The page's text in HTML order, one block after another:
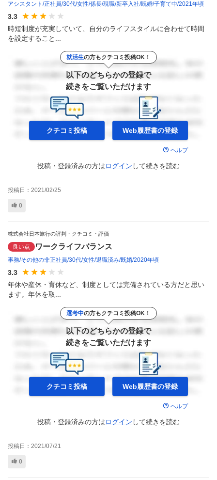
アシスタント 正社員 30代 女性 係長 現職 新卒入社 既婚 子育て中 2021年頃
3.3
時短制度が充実していて、自分のライフスタイルに合わせて時間
を設定すること...
就活生の方もクチコミ投稿OK！
以下のどちらかの登録で
続きをご覧いただけます
クチコミ投稿 Web履歴書の登録
ヘルプ
投稿・登録済みの方はログイン して続きを読む
投稿日： 2021/02/25
0
株式会社日本旅行の評判・クチコミ・評価
良い点 ワークライフバランス
事務 その他の非正社員 30代 女性 退職済み 既婚 2020年頃
3.3
年休や産休・育休など、制度としては完備されている方だと思い
ます。年休を取...
選考中の方もクチコミ投稿OK！
以下のどちらかの登録で
続きをご覧いただけます
クチコミ投稿 Web履歴書の登録
ヘルプ
投稿・登録済みの方はログイン して続きを読む
投稿日： 2021/07/21
0